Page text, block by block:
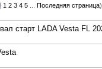
1 2 3 4 5 Последняя страница)
старт LADA Vesta FL